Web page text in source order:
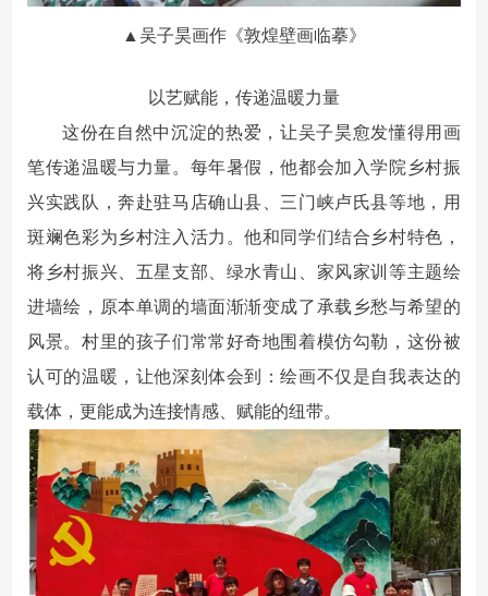
▲吴子昊画作《敦煌壁画临摹》
以艺赋能，传递温暖力量
这份在自然中沉淀的热爱，让吴子昊愈发懂得用画
笔传递温暖与力量。每年暑假，他都会加入学院乡村振
兴实践队 ，奔赴驻马店确山县、三门峡卢氏县等地，用
斑斓色彩为乡村注入活力。他和同学们结合乡村特色，
将乡村振兴、五星支部、绿水青山、家风家训等主题绘
进墙绘 ，原本单调的墙面渐渐变成了承载乡愁与希望的
风景。村里的孩子们常常好奇地围着模仿勾勒，这份被
认可的温暖，让他深刻体会到：绘画不仅是自我表达的
载体，更能成为连接情感、赋能的纽带。